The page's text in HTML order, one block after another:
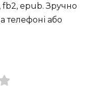
fb2, epub. Зручно
телефоні або